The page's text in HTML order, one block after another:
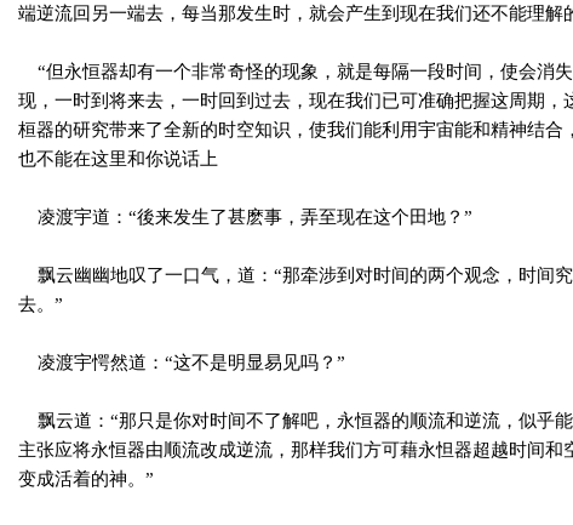
端逆流回另一端去，每当那发生时，就会产生到现在我们还不能理解
“但永恒器却有一个非常奇怪的现象，就是每隔一段时间，使会消
现，一时到将来去，一时回到过去，现在我们已可准确把握这周期
桓器的研究带来了全新的时空知识，使我们能利用宇宙能和精神结
也不能在这里和你说话上
凌渡宇道：“後来发生了甚麽事，弄至现在这个田地？”
飘云幽幽地叹了一口气，道：“那牵涉到对时间的两个观念，时间
去。”
凌渡宇愕然道：“这不是明显易见吗？”
飘云道：“那只是你对时间不了解吧，永恒器的顺流和逆流，似乎
主张应将永恒器由顺流改成逆流，那样我们方可藉永怛器超越时间和
变成活着的神。”